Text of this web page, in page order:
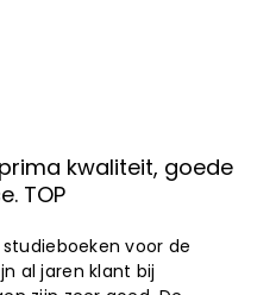
kwaliteit, goede
TOP
voor de
al jaren klant bij